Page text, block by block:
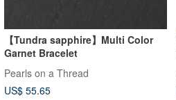
【Tundra sapphire】Multi Color
Garnet Bracelet
Pearls on a Thread
US$ 55.65